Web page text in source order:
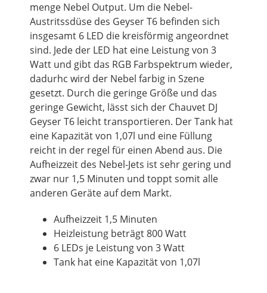
menge Nebel Output. Um die Nebel-
Austritssdüse des Geyser T6 befinden sich
insgesamt 6 LED die kreisförmig angeordnet
sind. Jede der LED hat eine Leistung von 3
Watt und gibt das RGB Farbspektrum wieder,
dadurhc wird der Nebel farbig in Szene
gesetzt. Durch die geringe Größe und das
geringe Gewicht, lässt sich der Chauvet DJ
Geyser T6 leicht transportieren. Der Tank hat
eine Kapazität von 1,07l und eine Füllung
reicht in der regel für einen Abend aus. Die
Aufheizzeit des Nebel-Jets ist sehr gering und
zwar nur 1,5 Minuten und toppt somit alle
anderen Geräte auf dem Markt.
Aufheizzeit 1,5 Minuten
Heizleistung beträgt 800 Watt
6 LEDs je Leistung von 3 Watt
Tank hat eine Kapazität von 1,07l